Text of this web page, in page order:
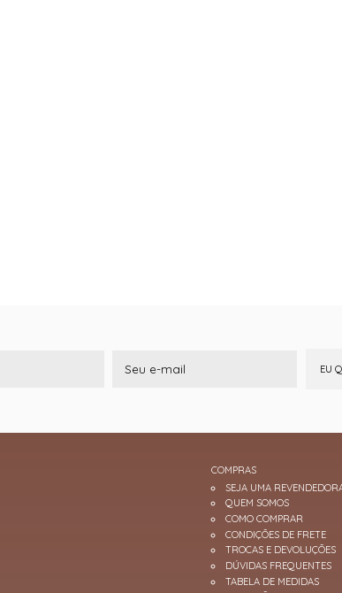
EU
COMPRAS
SEJA UMA
QUEM SOMOS
COMO COMPRAR
CONDIÇÕES DE FRETE
TROCAS E DEVOLUÇÕES
DÚVIDAS FREQUENTES
TABELA DE MEDIDAS